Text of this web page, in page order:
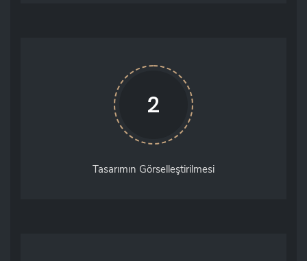
2
Tasarımın Görselleştirilmesi